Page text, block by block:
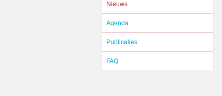
Nieuws
Agenda
Publicaties
FAQ